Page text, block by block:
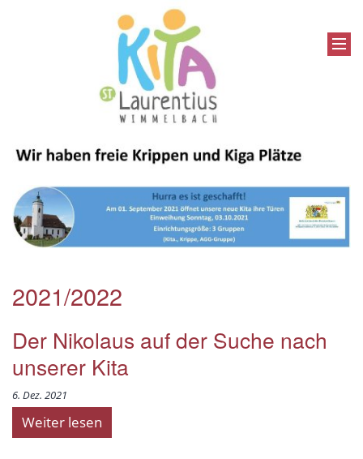
2021/2022
Der Nikolaus auf der Suche nach
unserer Kita
6. Dez. 2021
Weiter lesen